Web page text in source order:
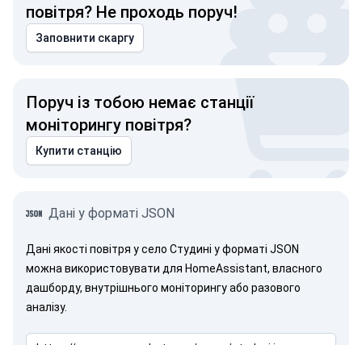
повітря? Не проходь поруч!
Заповнити скаргу
Поруч із тобою немає станції
моніторингу повітря?
Купити станцію
Дані у форматі JSON
Дані якості повітря у село Студині у форматі JSON
можна використовувати для HomeAssistant, власного
дашборду, внутрішнього моніторингу або разового
аналізу.